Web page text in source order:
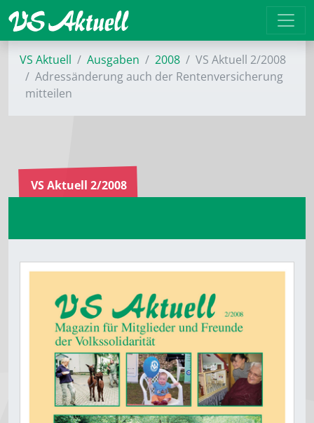
VS Aktuell Ausgaben 2008
VS Aktuell 2/2008
Adressänderung auch der Rentenversicherung
mitteilen
VS Aktuell 2/2008